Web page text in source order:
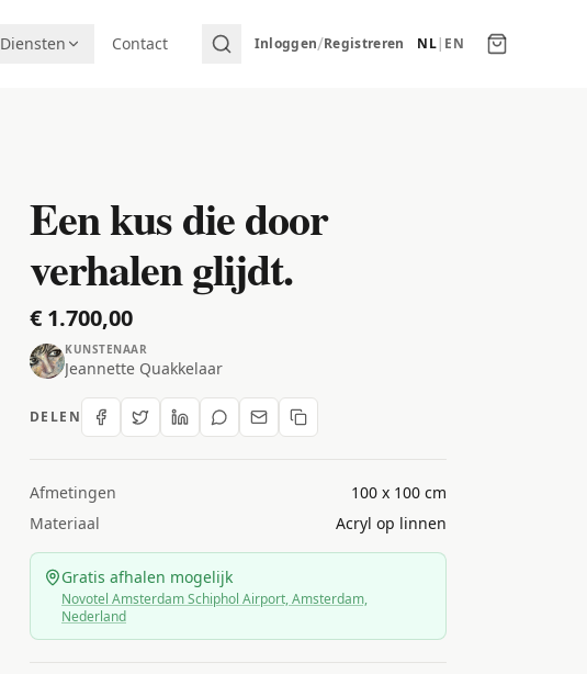
Diensten Contact Inloggen/Registreren NL| EN
Een kus die door
verhalen glijdt.
€ 1.700,00
KUNSTENAAR
Jeannette Quakkelaar
DELEN
Afmetingen
100 x 100 cm
Materiaal
Acryl op linnen
Gratis afhalen mogelijk
Novotel Amsterdam Schiphol Airport, Amsterdam,
Nederland